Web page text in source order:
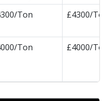
Ton £4300/Ton
Ton £4000/Ton